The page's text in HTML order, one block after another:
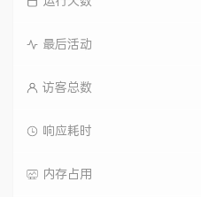
最后活动
访客总数
响应耗时
内存占用